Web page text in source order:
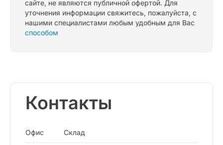
сайте, не являются публичной офертой. Для
уточнения информации свяжитесь, пожалуйста, с
нашими специалистами любым удобным для Вас
способом
Контакты
Офис Склад